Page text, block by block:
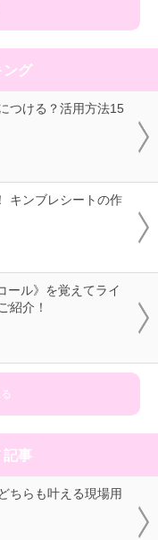
ング
つける？活用方法15
キンブレシートの作
ール》を覚えてライ
紹介！
記事
ちらも叶える現場用